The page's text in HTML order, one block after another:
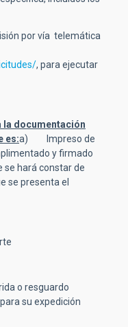
por vía telemática
, para ejecutar
documentación
es:a) Impreso de
y firmado
se hará constar de
se presenta el
o resguardo
su expedición